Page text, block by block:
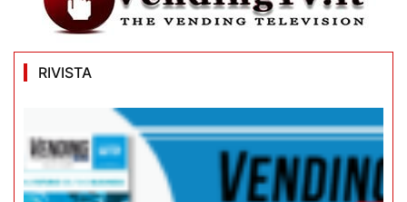
RIVISTA